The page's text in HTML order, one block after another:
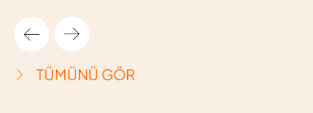
TÜMÜNÜ GÖR